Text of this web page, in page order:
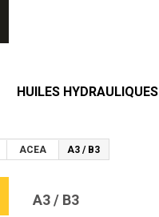
HUILES HYDRAULIQUES
ACEA A3 / B3
A3 / B3